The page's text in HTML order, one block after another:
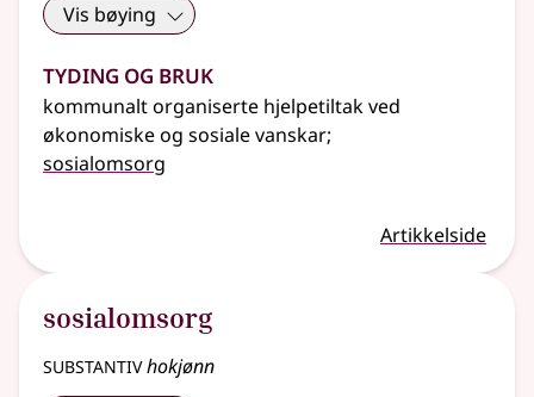
Vis bøying
Tyding og bruk
kommunalt organiserte hjelpetiltak ved
økonomiske og sosiale vanskar;
sosialomsorg
Artikkelside
sosialomsorg
substantivhokjønn